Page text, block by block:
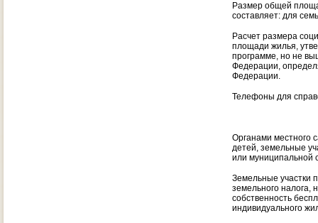
Размер общей
составляет: для
Расчет размера
площади жилья,
программе, но не
Федерации,
Федерации.
Телефоны для
Органами местного
детей, земельные
или муниципальной
Земельные участки
земельного налога,
собственность
индивидуального